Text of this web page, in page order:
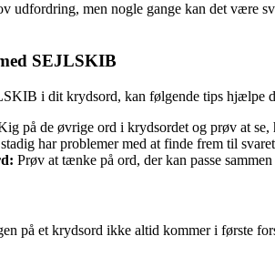
udfordring, men nogle gange kan det være
SEJLSKIB
i dit krydsord, kan følgende tips hjælpe
på de øvrige ord i krydsordet og prøv at
har problemer med at finde frem til
Prøv at tænke på ord, der kan passe
på et krydsord ikke altid kommer i første